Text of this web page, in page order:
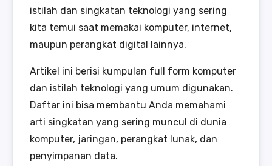
istilah dan singkatan teknologi yang sering
kita temui saat memakai komputer, internet,
maupun perangkat digital lainnya.
Artikel ini berisi kumpulan full form komputer
dan istilah teknologi yang umum digunakan.
Daftar ini bisa membantu Anda memahami
arti singkatan yang sering muncul di dunia
komputer, jaringan, perangkat lunak, dan
penyimpanan data.